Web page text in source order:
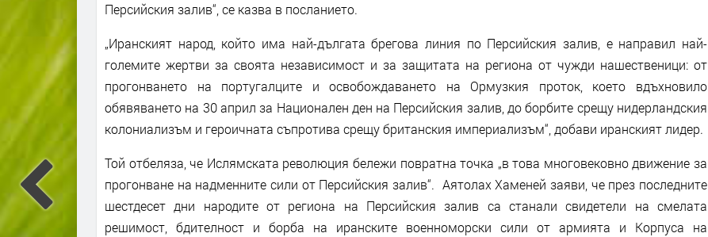
Персийския залив“, се казва в посланието.
„Иранският народ, който има най-дългата брегова линия по Персийския залив, е направил най-
големите жертви за своята независимост и за защитата на региона от чужди нашественици: от
прогонването на португалците и освобождаването на Ормузкия проток, което вдъхновило
обявяването на 30 април за Национален ден на Персийския залив, до борбите срещу нидерландския
колониализъм и героичната съпротива срещу британския империализъм“, добави иранският лидер.
Той отбеляза, че Ислямската революция бележи повратна точка „в това многовековно движение за
прогонване на надменните сили от Персийския залив“. Аятолах Хаменей заяви, че през последните
шестдесет дни народите от региона на Персийския залив са станали свидетели на смелата
решимост, бдителност и борба на иранските военноморски сили от армията и Корпуса на